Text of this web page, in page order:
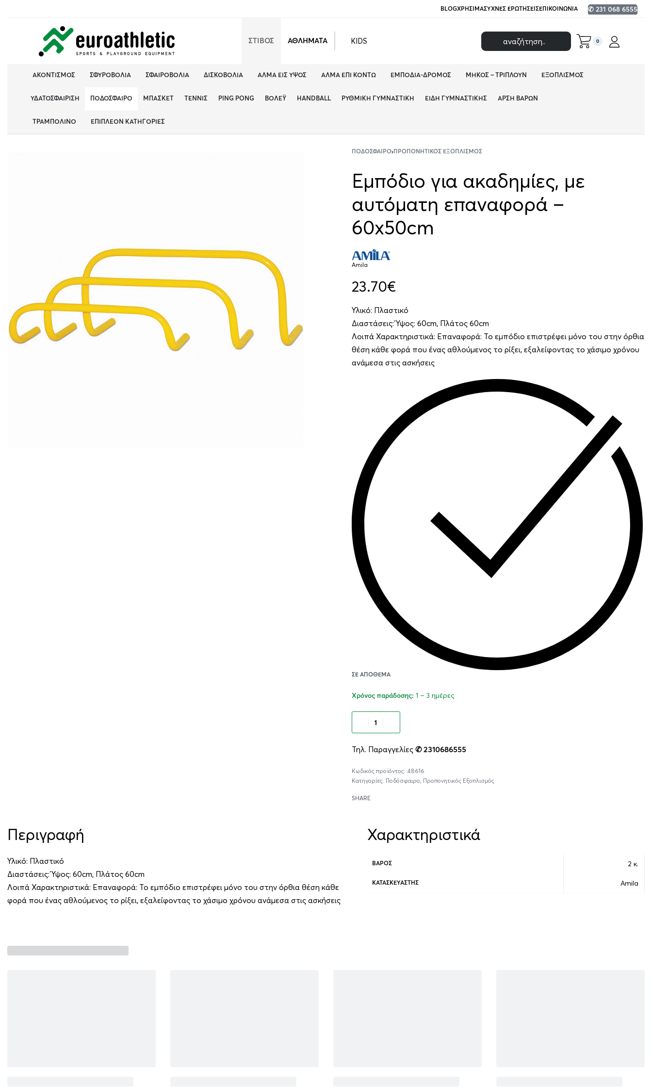
BLOGΧΡΉΣΙΜΑΣΥΧΝΈΣ ΕΡΩΤΉΣΕΙΣΕΠΙΚΟΙΝΩΝΊΑ ✆ 231 068 6555
ΣΤΙΒΟΣ ΑΘΛΗΜΑΤΑ KIDS 0
ΑΚΟΝΤΙΣΜΌΣ ΣΦΥΡΟΒΟΛΊΑ ΣΦΑΙΡΟΒΟΛΊΑ ΔΙΣΚΟΒΟΛΊΑ ΆΛΜΑ ΕΙΣ ΎΨΟΣ ΆΛΜΑ ΕΠΊ ΚΟΝΤΏ ΕΜΠΌΔΙΑ-ΔΡΌΜΟΣ ΜΉΚΟΣ – ΤΡΙΠΛΟΎΝ ΕΞΟΠΛΙΣΜΌΣ
ΥΔΑΤΟΣΦΑΊΡΙΣΗ ΠΟΔΌΣΦΑΙΡΟ ΜΠΆΣΚΕΤ ΤΈΝΝΙΣ PING PONG ΒΌΛΕΫ HANDBALL ΡΥΘΜΙΚΉ ΓΥΜΝΑΣΤΙΚΉ ΕΊΔΗ ΓΥΜΝΑΣΤΙΚΉΣ ΆΡΣΗ ΒΑΡΏΝ
ΤΡΑΜΠΟΛΊΝΟ ΕΠΙΠΛΈΟΝ ΚΑΤΗΓΟΡΊΕΣ
ΠΟΔΌΣΦΑΙΡΟ› ΠΡΟΠΟΝΗΤΙΚΌΣ ΕΞΟΠΛΙΣΜΌΣ
Εμπόδιο για ακαδημίες, με
αυτόματη επαναφορά –
60x50cm
Amila
23.70€
Υλικό: Πλαστικό
Διαστάσεις: Ύψος: 60cm, Πλάτος 60cm
Λοιπά Χαρακτηριστικά: Επαναφορά: Το εμπόδιο επιστρέφει μόνο του στην όρθια
θέση κάθε φορά που ένας αθλούμενος το ρίξει, εξαλείφοντας το χάσιμο χρόνου
ανάμεσα στις ασκήσεις
ΣΕ ΑΠΌΘΕΜΑ
Χρόνος παράδοσης: 1 – 3 ημέρες
Τηλ. Παραγγελίες ✆ 2310686555
48616
Κατηγορίες: Ποδόσφαιρο, Προπονητικός Εξοπλισμός
SHARE
Περιγραφή
Υλικό: Πλαστικό
Διαστάσεις: Ύψος: 60cm, Πλάτος 60cm
Λοιπά Χαρακτηριστικά: Επαναφορά: Το εμπόδιο επιστρέφει μόνο του στην όρθια θέση κάθε
φορά που ένας αθλούμενος το ρίξει, εξαλείφοντας το χάσιμο χρόνου ανάμεσα στις ασκήσεις
Χαρακτηριστικά
ΒΆΡΟΣ 2 κ.
ΚΑΤΑΣΚΕΥΑΣΤΉΣ Amila